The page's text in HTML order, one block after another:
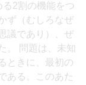
2割の機能をつ
ず（むしろなぜ
議であり）、ぜ
。 問題は、未知
ときに、最初の
ある。このあた